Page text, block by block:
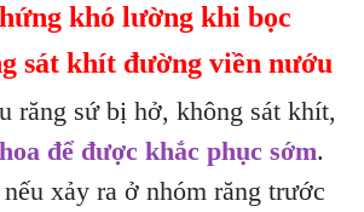
khó lường khi bọc
sát khít đường viền nướu
răng sứ bị hở, không sát khít,
để được khắc phục sớm.
xảy ra ở nhóm răng trước